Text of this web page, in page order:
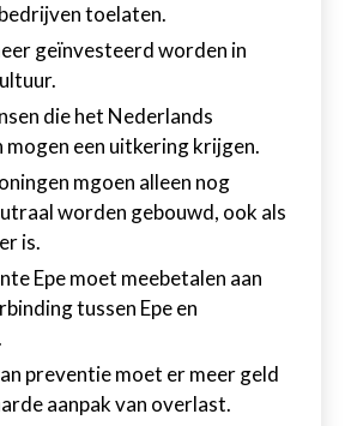
toelaten.
geïnvesteerd worden in
die het Nederlands
mogen een uitkering krijgen.
mgoen alleen nog
worden gebouwd, ook als
is.
Epe moet meebetalen aan
tussen Epe en
preventie moet er meer geld
aanpak van overlast.